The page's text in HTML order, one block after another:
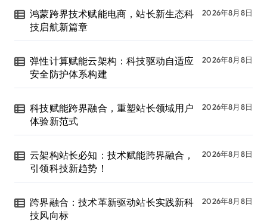
鸿蒙跨界技术赋能电商，站长新生态科
技启航新篇章
2026年8月8日
弹性计算赋能云架构：科技驱动自适应
安全防护体系构建
2026年8月8日
科技赋能跨界融合，重塑站长领域用户
体验新范式
2026年8月8日
云架构站长必知：技术赋能跨界融合，
引领科技新趋势！
2026年8月8日
跨界融合：技术革新驱动站长实践新科
技风向标
2026年8月8日